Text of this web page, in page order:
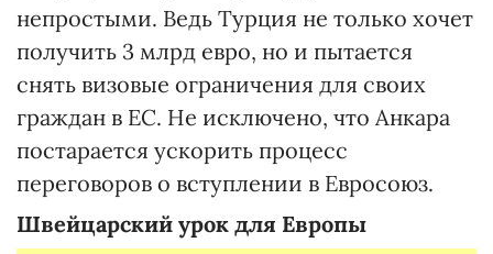
непростыми. Ведь Турция не только хочет
получить 3 млрд евро, но и пытается
снять визовые ограничения для своих
граждан в ЕС. Не исключено, что Анкара
постарается ускорить процесс
переговоров о вступлении в Евросоюз.
Швейцарский урок для Европы